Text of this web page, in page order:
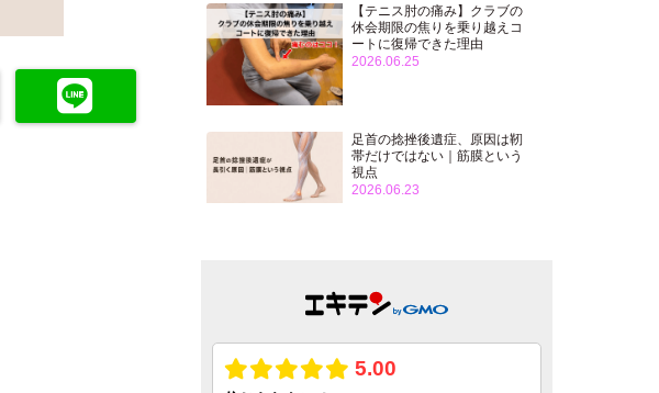
【テニス肘の痛み】クラブの
休会期限の焦りを乗り越えコ
ートに復帰できた理由
2026.06.25
足首の捻挫後遺症、原因は靭
帯だけではない｜筋膜という
視点
2026.06.23